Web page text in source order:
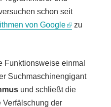
schon seit
von Google
zu
Funktionsweise einmal
Suchmaschinengigant
und schließt die
Verfälschung der